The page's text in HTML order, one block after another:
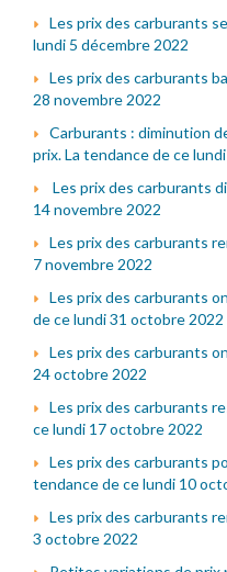
Les prix des carburants
lundi 5 décembre 2022
Les prix des carburants
28 novembre 2022
Carburants : diminution
prix. La tendance de ce
Les prix des carburants
14 novembre 2022
Les prix des carburants
7 novembre 2022
Les prix des carburants
de ce lundi 31 octobre 2022
Les prix des carburants
24 octobre 2022
Les prix des carburants
ce lundi 17 octobre 2022
Les prix des carburants
tendance de ce lundi 10
Les prix des carburants
3 octobre 2022